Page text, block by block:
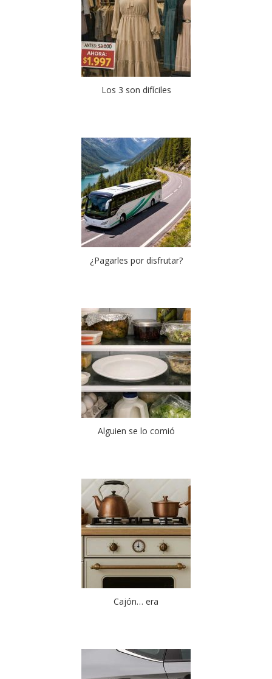
Los 3 son difíciles
¿Pagarles por disfrutar?
Alguien se lo comió
Cajón… era